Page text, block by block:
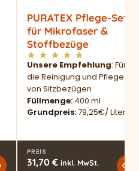
PURATEX Pflege-Set
für Mikrofaser &
Stoffbezüge
Unsere Empfehlung: Für
die Reinigung und Pflege
von Sitzbezügen
Füllmenge 400 ml
Grundpreis 79,25€/ Liter
PREIS
31,70 € inkl. MwSt.